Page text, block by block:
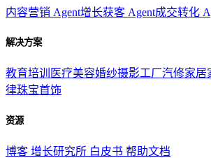
内容营销 Agent增长获客 Agent成交转化
解决方案
教育培训 医疗美容婚纱摄影工厂汽修家居
律珠宝首饰
资源
博客 增长研究所 白皮书 帮助文档